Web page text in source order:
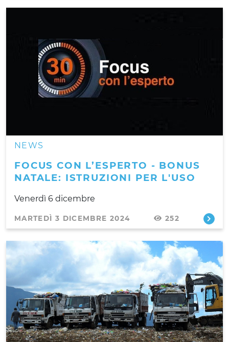
NEWS
FOCUS CON L’ESPERTO - BONUS
NATALE: ISTRUZIONI PER L'USO
Venerdì 6 dicembre
MARTEDÌ 3 DICEMBRE 2024 252